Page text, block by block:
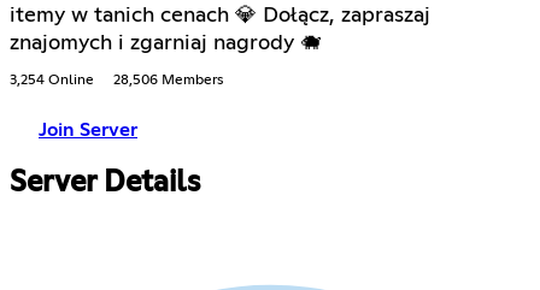
itemy w tanich cenach 💎 Dołącz, zapraszaj
znajomych i zgarniaj nagrody 🐗
3,254 Online 28,506 Members
Join Server
Server Details